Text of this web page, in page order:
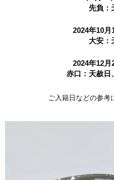
先負：
2024年10月
大安：
2024年12月
赤口：天赦日
ご入籍日などの参考